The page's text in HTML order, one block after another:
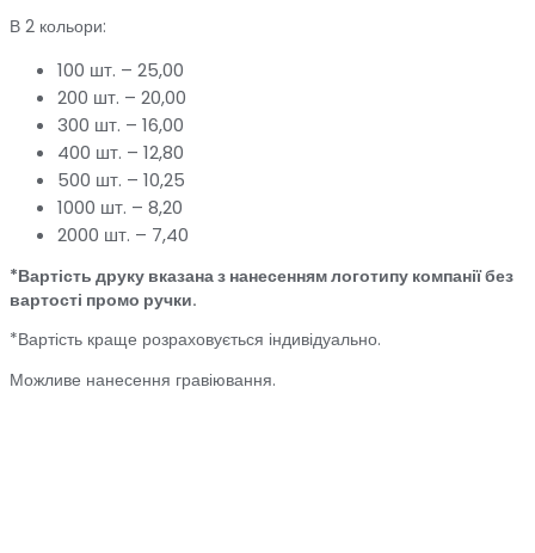
В 2 кольори:
100 шт. – 25,00
200 шт. – 20,00
300 шт. – 16,00
400 шт. – 12,80
500 шт. – 10,25
1000 шт. – 8,20
2000 шт. – 7,40
*Вартість друку вказана з нанесенням логотипу компанії без
вартості промо ручки.
*Вартість краще розраховується індивідуально.
Можливе нанесення гравіювання.